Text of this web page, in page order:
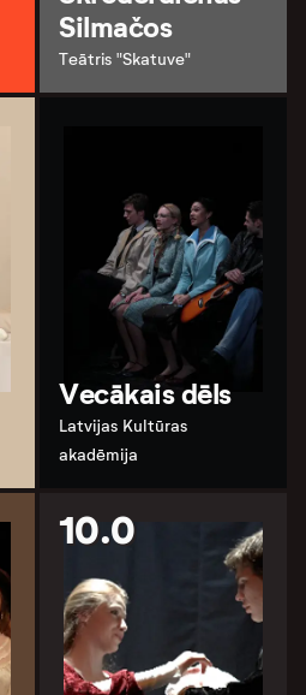
Silmačos
Teātris "Skatuve"
Vecākais dēls
Latvijas Kultūras
akadēmija
10.0